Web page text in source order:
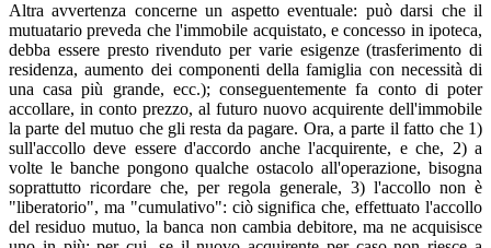
Altra avvertenza concerne un aspetto eventuale: può darsi che il
mutuatario preveda che l'immobile acquistato, e concesso in ipoteca,
debba essere presto rivenduto per varie esigenze (trasferimento di
residenza, aumento dei componenti della famiglia con necessità di
una casa più grande, ecc.); conseguentemente fa conto di poter
accollare, in conto prezzo, al futuro nuovo acquirente dell'immobile
la parte del mutuo che gli resta da pagare. Ora, a parte il fatto che 1)
sull'accollo deve essere d'accordo anche l'acquirente, e che, 2) a
volte le banche pongono qualche ostacolo all'operazione, bisogna
soprattutto ricordare che, per regola generale, 3) l'accollo non è
"liberatorio", ma "cumulativo": ciò significa che, effettuato l'accollo
del residuo mutuo, la banca non cambia debitore, ma ne acquisisce